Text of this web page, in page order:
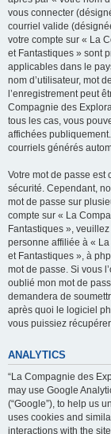
vous connecter
courriel valide
votre compte sur « La
et Fantastiques » sont
applicables dans le
nom d’utilisateur, mot
l’enregistrement peut
Compagnie des
tous les cas, vous
affichées
courriels générés
Votre mot de passe est
sécurité. Cependant,
mot de passe sur
compte sur « La
Fantastiques »,
personne affiliée à «
et Fantastiques », à
mot de passe. Si vous
oublié mon mot de
demandera de
après quoi le logiciel
vous puissiez
ANALYTICS
“La Compagnie des
may use Google
(“Google”), to help us
uses cookies and
interactions with the